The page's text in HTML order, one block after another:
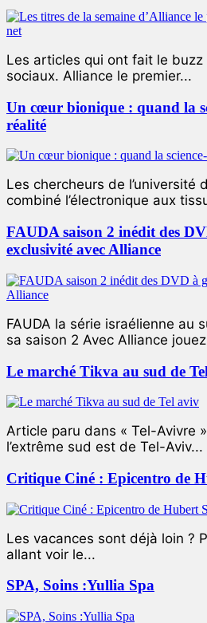
Les articles qui ont fait le buzz
sociaux. Alliance le premier...
Un cœur bionique : quand la
réalité
Les chercheurs de l’université
combiné l’électronique aux
FAUDA saison 2 inédit des
exclusivité avec Alliance
FAUDA la série israélienne au
sa saison 2 Avec Alliance
Le marché Tikva au sud de
Article paru dans « Tel-Avivre
l’extrême sud est de Tel-Aviv...
Critique Ciné : Epicentro de
Les vacances sont déjà loin ?
allant voir le...
SPA, Soins :Yullia Spa